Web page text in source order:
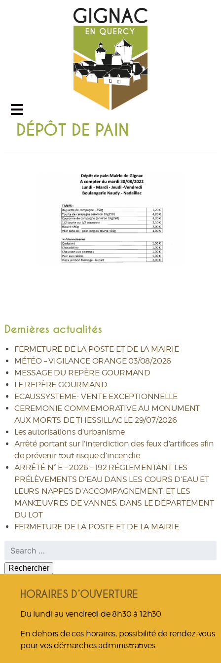
DÉPÔT DE PAIN
Dernières actualités
FERMETURE DE LA POSTE ET DE LA MAIRIE
MÉTÉO – VIGILANCE ORANGE 03/08/2026
MESSAGE DU REPÈRE GOURMAND
LE REPÈRE GOURMAND
ECAUSSYSTEME- VENTE EXCEPTIONNELLE
CEREMONIE COMMEMORATIVE AU MONUMENT
AUX MORTS DE THESSILLAC LE 29/07/2026
Les autorisations d’urbanisme
Arrêté portant sur l’interdiction des feux d’artifices afin
de prévenir tout risque d’incendie
ARRÊTÉ N° E – 2026 – 192 RÉGLEMENTANT LES
PRÉLÈVEMENTS D’EAU DANS LES COURS D’EAU ET
LEURS NAPPES D’ACCOMPAGNEMENT, ET LES
MANŒUVRES DE VANNES, DANS LE DÉPARTEMENT
DU LOT
FERMETURE DE LA POSTE ET DE LA MAIRIE
Rechercher :
HORAIRES D’OUVERTURE
Du lundi au vendredi de 8h30 à 12h30
En dehors de ces horaires, possibilité de rendez-vous
pour vos démarches administratives